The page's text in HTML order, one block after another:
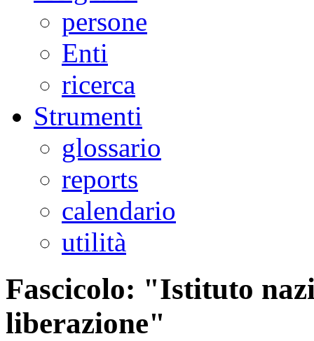
persone
Enti
ricerca
Strumenti
glossario
reports
calendario
utilità
Fascicolo: "Istituto
liberazione"